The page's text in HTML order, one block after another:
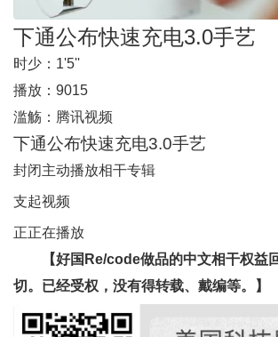
下通公布快速充电3.0手艺
时少： 1'5''
播放： 9015
滥觞： 腾讯视频
下通公布快速充电3.0手艺
封闭主动播放相干专辑
支起视频
正正在播放
【好国Re/code做品的中文相干权益
切。已经受权，没有得转载、戴编等。】